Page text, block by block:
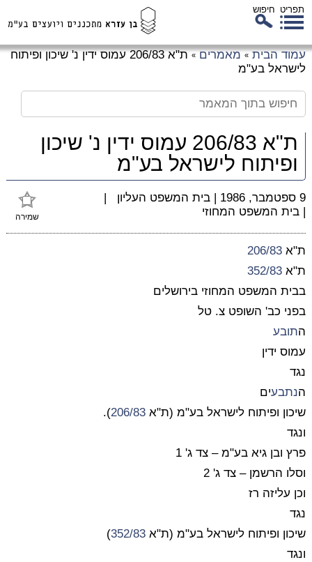
תפריט חיפוש
עמוד הבית » מאמרים »
ת"א 206/83 עמוס ידין נ' שיכון ופיתוח
לישראל בע"מ
ת"א 206/83 עמוס ידין נ' שיכון
ופיתוח לישראל בע"מ
שמירה
9 ספטמבר, 1986 | בית המשפט העליון |
| בית המשפט המחוזי
ת"א 206/83
ת"א352/83
בבית המשפט המחוזי בירושלים
בפני כב' השופט צ. טל
התובע
עמוס ידין
נגד
הנתבעים
שיכון ופיתוח לישראל בע"מ (ת"א 206/83
).
ונגד
פרץ ובן גיא בע"מ – צד ג' 1
וסלו הרשמן – צד ג' 2
וכן עליזה רז
נגד
שיכון ופיתוח לישראל בע"מ (ת"א352/83
)
ונגד